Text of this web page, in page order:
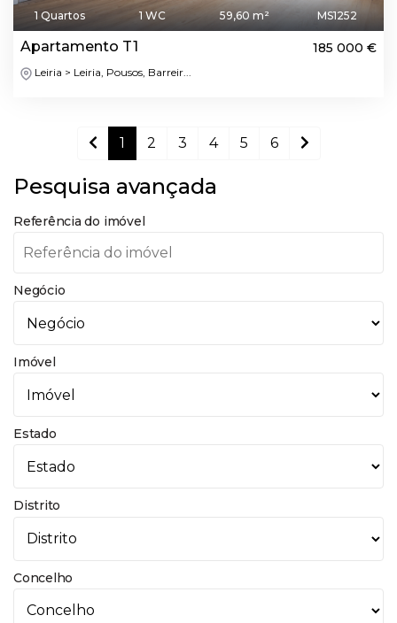
1 Quartos 1 WC 59,60 m² MS1252
Apartamento T1 185 000 €
Leiria > Leiria, Pousos, Barreir...
1 2 3 4 5 6
Pesquisa avançada
Referência do imóvel
Negócio
Imóvel
Estado
Distrito
Concelho